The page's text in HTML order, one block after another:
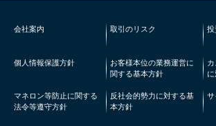
会社案内 取引のリスク
個人情報保護方針
お客様本位の業務運営に
関する基本方針
マネロン等防止に関する
法令等遵守方針
反社会的勢力に対する基
本方針